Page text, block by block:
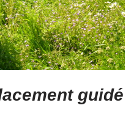
guidé